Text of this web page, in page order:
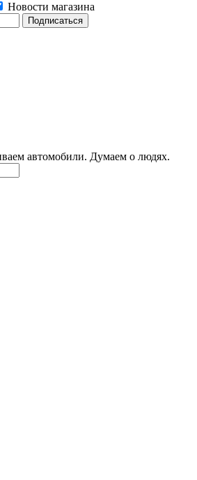
Новости магазина
автомобили. Думаем о людях.